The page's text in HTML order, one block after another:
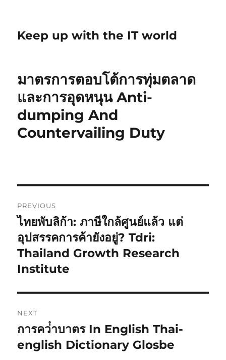
Keep up with the IT world
มาตรการตอบโต้การทุ่มตลาด
และการอุดหนุน Anti-
dumping And
Countervailing Duty
navigation
PREVIOUS
Previous
post:
ไทยพับลิก้า: ภาษีใกล้ศูนย์แล้ว แต่
อุปสรรคการค้ายังอยู่? Tdri:
Thailand Growth Research
Institute
NEXT
Next
post:
การคว่ําบาตร In English Thai-
english Dictionary Glosbe